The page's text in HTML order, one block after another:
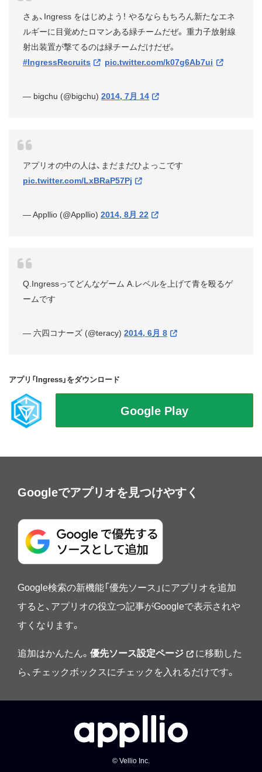
さぁ、Ingress をはじめよう！ やるならもちろん新たなエネ
ルギーに目覚めたロマンある緑チームだぜ。 重力子放射線
射出装置が撃てるのは緑チームだけだぜ。
#IngressRecruits
pic.twitter.com/k07g6Ab7ui
— bigchu (@bigchu) 2014, 7月 14
アプリオの中の人は、まだまだひよっこです
pic.twitter.com/LxBRaP57Pj
— Appllio (@Appllio) 2014, 8月 22
Q.Ingressってどんなゲーム A.レベルを上げて青を殴るゲ
ームです
— 六四コナーズ (@teracy) 2014, 6月 8
アプリ「Ingress」をダウンロード
Googleでアプリオを見つけやすく
Google検索の新機能「優先ソース」にアプリオを追加
すると、アプリオの役立つ記事がGoogleで表示されや
すくなります。
追加はかんたん。 優先ソース設定ページ
に移動した
ら、チェックボックスにチェックを入れるだけです。
© Vellio Inc.